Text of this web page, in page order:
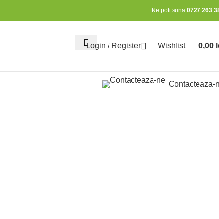
Ne poti suna 0727 263
Login / Register Wishlist 0,00
Contacteaza-